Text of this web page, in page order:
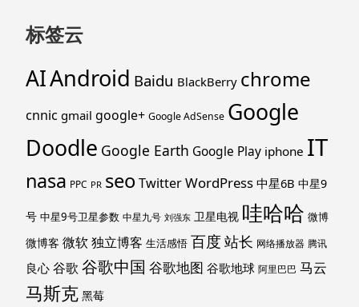
标签云
AIAndroid Baidu BlackBerry chrome
cnnic gmail google+ Google AdSense Google
Doodle Google Earth Google Play iphone IT
nasa PPC PR seoTwitterWordPress 中星6B 中星9
号 中星9号卫星参数 中星九号 刘强东 卫星电视 哇哈哈 微博
微博客 微软独立博客 生活感悟 百度 站长 网络播放器 腾讯
良心 谷歌 谷歌中国 谷歌地图 谷歌地球 阿里巴巴 马云
马斯克 黑莓